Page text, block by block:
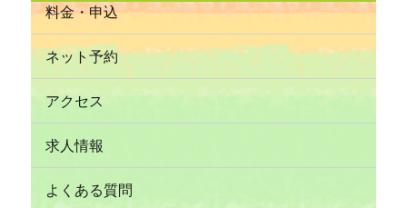
料金・申込
ネット予約
アクセス
求人情報
よくある質問